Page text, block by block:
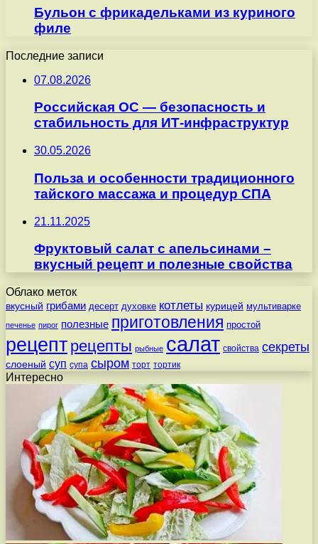
Бульон с фрикадельками из куриного
филе
Последние записи
07.08.2026
Российская ОС — безопасность и
стабильность для ИТ-инфраструктур
30.05.2026
Польза и особенности традиционного
тайского массажа и процедур СПА
21.11.2025
Фруктовый салат с апельсинами –
вкусный рецепт и полезные свойства
Облако меток
вкусный грибами десерт духовке котлеты курицей мультиварке
печенье пирог полезные приготовления простой
рецепт рецепты рыбные салат свойства секреты
слоеный суп супа сыром торт тортик
Интересно